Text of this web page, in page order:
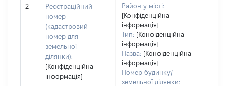
2
Реєстраційний
номер
(кадастровий
номер для
земельної
ділянки):
[Конфіденційна
інформація]
Район у місті:
[Конфіденційна
інформація]
Тип: [Конфіденційна
інформація]
Назва: [Конфіденційна
інформація]
Номер будинку/
земельної ділянки: